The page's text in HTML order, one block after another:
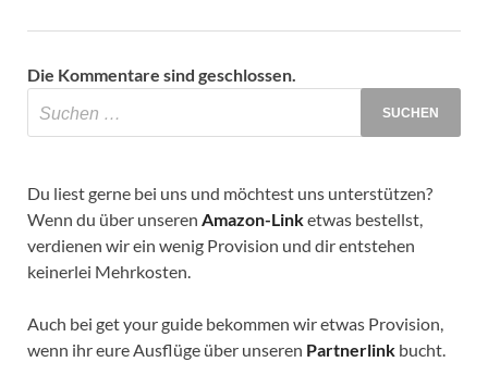
Die Kommentare sind geschlossen.
Du liest gerne bei uns und möchtest uns unterstützen?
Wenn du über unseren Amazon-Linketwas bestellst,
verdienen wir ein wenig Provision und dir entstehen
keinerlei Mehrkosten.
Auch bei get your guide bekommen wir etwas Provision,
wenn ihr eure Ausflüge über unseren Partnerlink bucht.